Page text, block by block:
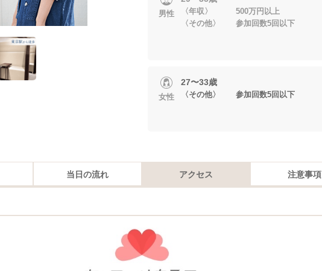
男性
〈年収〉 500万円以上
〈その他〉 参加回数5回以下
女性
27〜33歳
〈その他〉 参加回数5回以下
当日の流れ アクセス 注意事項